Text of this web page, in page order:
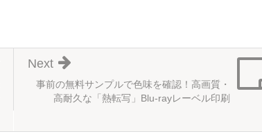
事前の無料サンプルで色味を確認！高画質・
高耐久な「熱転写」Blu-rayレーベル印刷
Next